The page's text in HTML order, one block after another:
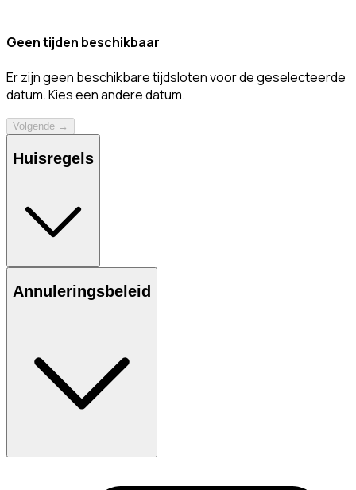
Geen tijden beschikbaar
Er zijn geen beschikbare tijdsloten voor de geselecteerde
datum. Kies een andere datum.
Volgende →
Huisregels
Annuleringsbeleid